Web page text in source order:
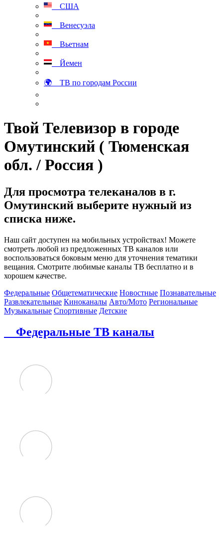
США
Венесуэла
Вьетнам
Йемен
🌍 ТВ по городам России
Твой Телевизор в городе
Омутинский ( Тюменская
обл. / Россия )
Для просмотра телеканалов в г.
Омутинский выберите нужный из
списка ниже.
Наш сайт доступен на мобильных устройствах! Можете
смотреть любой из предложенных ТВ каналов или
воспользоваться боковым меню для уточнения тематики
вещания. Смотрите любимые каналы ТВ бесплатно и в
хорошем качестве.
Федеральные Общетематические Новостные Познавательные
Развлекательные Киноканалы Авто/Мото Региональные
Музыкальные Спортивные Детские
Федеральные ТВ каналы